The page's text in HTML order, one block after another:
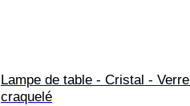
Lampe de table - Cristal - Verre
craquelé